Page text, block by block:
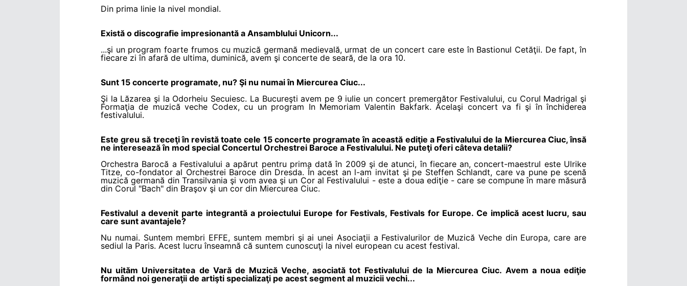
Din prima linie la nivel mondial.
Există o discografie impresionantă a Ansamblului Unicorn...
...şi un program foarte frumos cu muzică germană medievală, urmat de un concert care este în Bastionul Cetăţii. De fapt, în
fiecare zi în afară de ultima, duminică, avem şi concerte de seară, de la ora 10.
Sunt 15 concerte programate, nu? Şi nu numai în Miercurea Ciuc...
Şi la Lăzarea şi la Odorheiu Secuiesc. La Bucureşti avem pe 9 iulie un concert premergător Festivalului, cu Corul Madrigal şi
Formaţia de muzică veche Codex, cu un program In Memoriam Valentin Bakfark. Acelaşi concert va fi şi în închiderea
festivalului.
Este greu să treceţi în revistă toate cele 15 concerte programate în această ediţie a Festivalului de la Miercurea Ciuc, însă
ne interesează în mod special Concertul Orchestrei Baroce a Festivalului. Ne puteţi oferi câteva detalii?
Orchestra Barocă a Festivalului a apărut pentru prima dată în 2009 şi de atunci, în fiecare an, concert-maestrul este Ulrike
Titze, co-fondator al Orchestrei Baroce din Dresda. În acest an l-am invitat şi pe Steffen Schlandt, care va pune pe scenă
muzică germană din Transilvania şi vom avea şi un Cor al Festivalului - este a doua ediţie - care se compune în mare măsură
din Corul "Bach" din Braşov şi un cor din Miercurea Ciuc.
Festivalul a devenit parte integrantă a proiectului Europe for Festivals, Festivals for Europe. Ce implică acest lucru, sau
care sunt avantajele?
Nu numai. Suntem membri EFFE, suntem membri şi ai unei Asociaţii a Festivalurilor de Muzică Veche din Europa, care are
sediul la Paris. Acest lucru înseamnă că suntem cunoscuţi la nivel european cu acest festival.
Nu uităm Universitatea de Vară de Muzică Veche, asociată tot Festivalului de la Miercurea Ciuc. Avem a noua ediţie
formând noi generaţii de artişti specializaţi pe acest segment al muzicii vechi...